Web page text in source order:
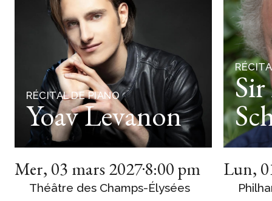
RÉCITAL DE PIANO
Yoav Levanon
Mer, 03 mars 20278:00 pm
Théâtre des Champs-Élysées
Lun,